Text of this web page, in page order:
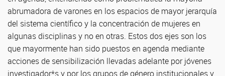
abrumadora de varones en los espacios de mayor jerarquía
del sistema científico y la concentración de mujeres en
algunas disciplinas y no en otras. Estos dos ejes son los
que mayormente han sido puestos en agenda mediante
acciones de sensibilización llevadas adelante por jóvenes
investigador*s y por los grupos de género institucionales y